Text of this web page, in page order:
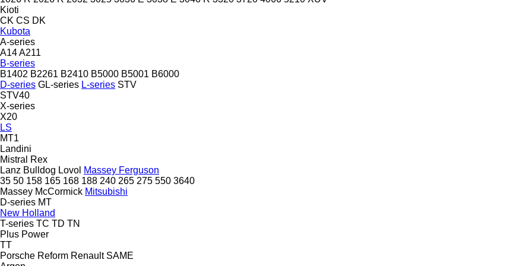
Kioti
CK CS DK
Kubota
A-series
A14A211
B-series
B1402 B2261 B2410 B5000 B5001 B6000
D-series GL-series L-series STV
STV40
X-series
X20
LS
MT1
Landini
Mistral
Rex
Lanz Bulldog Lovol Massey Ferguson
35 50 158 165 168 188 240 265 275 550 3640
Massey McCormick Mitsubishi
D-series MT
New Holland
T-series TC TD TN
Plus Power
TT
Porsche Reform Renault SAME